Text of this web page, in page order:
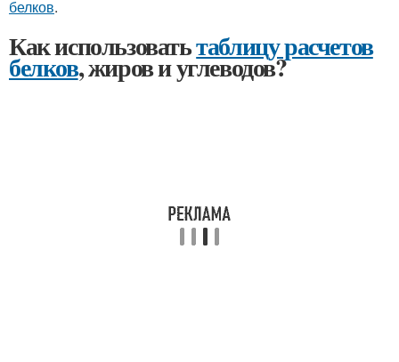
белков.
Как использоватьтаблицу расчетов
белков, жиров и углеводов?